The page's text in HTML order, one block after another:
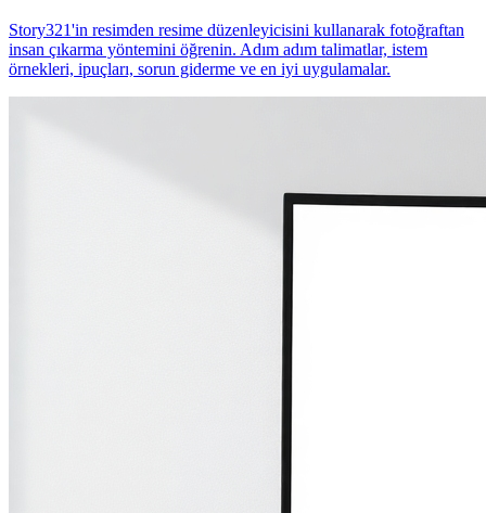
Story321'in resimden resime düzenleyicisini kullanarak fotoğraftan
insan çıkarma yöntemini öğrenin. Adım adım talimatlar, istem
örnekleri, ipuçları, sorun giderme ve en iyi uygulamalar.